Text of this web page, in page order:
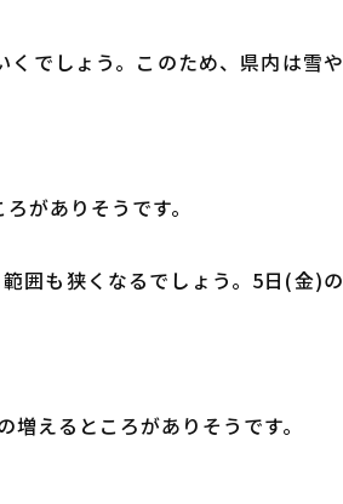
でしょう。このため、県内は雪や
がありそうです。
囲も狭くなるでしょう。5日(金)の
えるところがありそうです。